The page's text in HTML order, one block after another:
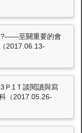
?——至關重要的會
2017.06.13-
1Ｔ談閱讀與寫
（2017.05.26-